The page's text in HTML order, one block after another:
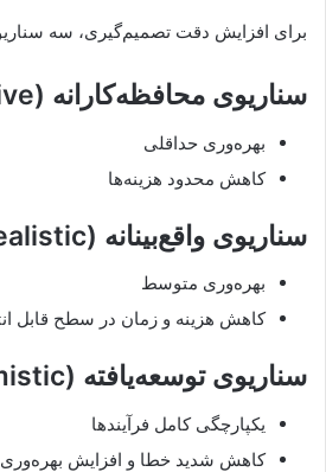
برای افزایش دقت تصمیم‌گیری، سه
سناریوی محافظه‌کارانه (Conservative)
بهره‌وری حداقلی
کاهش محدود هزینه‌ها
سناریوی واقع‌بینانه (Realistic)
بهره‌وری متوسط
کاهش هزینه و زمان در سطح قابل
سناریوی توسعه‌یافته (Optimistic)
یکپارچگی کامل فرآیندها
کاهش شدید خطا و افزایش بهره‌وری